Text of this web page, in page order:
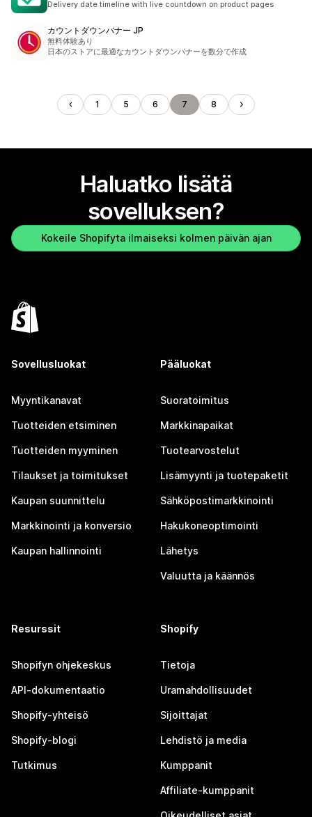
Delivery date timeline with live countdown on product pages
カウントダウンバナー JP
無料体験あり
日本のストアに最適なカウントダウンバナーを数分で作成
1 5 6 7 8
Haluatko lisätä
sovelluksen?
Kokeile Shopifyta ilmaiseksi kolmen päivän ajan
Sovellusluokat
Myyntikanavat
Tuotteiden etsiminen
Tuotteiden myyminen
Tilaukset ja toimitukset
Kaupan suunnittelu
Markkinointi ja konversio
Kaupan hallinnointi
Pääluokat
Suoratoimitus
Markkinapaikat
Tuotearvostelut
Lisämyynti ja tuotepaketit
Sähköpostimarkkinointi
Hakukoneoptimointi
Lähetys
Valuutta ja käännös
Resurssit
Shopifyn ohjekeskus
API-dokumentaatio
Shopify-yhteisö
Shopify-blogi
Tutkimus
Shopify
Tietoja
Uramahdollisuudet
Sijoittajat
Lehdistö ja media
Kumppanit
Affiliate-kumppanit